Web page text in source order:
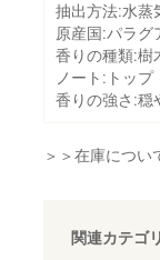
抽出方法:水蒸
原産国:パラグ
香りの種類:樹
ノート:トップ
香りの強さ:穏
＞＞在庫につい
関連カテゴリ